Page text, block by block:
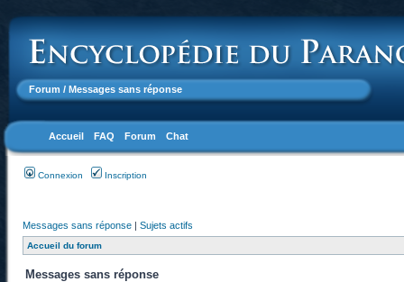
Forum / Messages sans réponse
Accueil FAQ Forum Chat
Connexion Inscription
Messages sans réponse | Sujets actifs
Accueil du forum
Messages sans réponse